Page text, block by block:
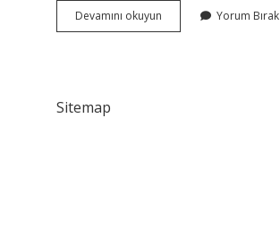
Devamını okuyun Nominalizm
Ne
Yorum Bırak
Sitemap